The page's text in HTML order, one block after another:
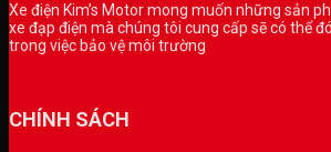
Xe điện Kim’s Motor mong muốn những sản
xe đạp điện mà chúng tôi cung cấp sẽ có thể
trong việc bảo vệ môi trường
CHÍNH SÁCH